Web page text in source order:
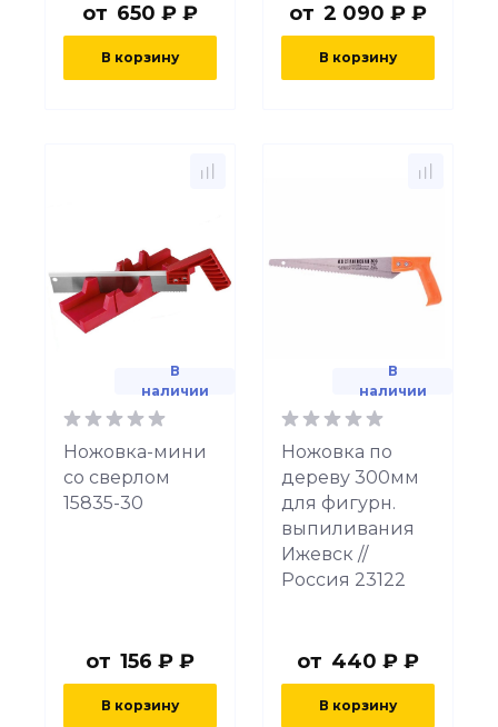
от 650 ₽ ₽
В корзину
от 2 090 ₽ ₽
В корзину
В
наличии
Ножовка-мини
со сверлом
15835-30
от 156 ₽ ₽
В корзину
В
наличии
Ножовка по
дереву 300мм
для фигурн.
выпиливания
Ижевск //
Россия 23122
от 440 ₽ ₽
В корзину